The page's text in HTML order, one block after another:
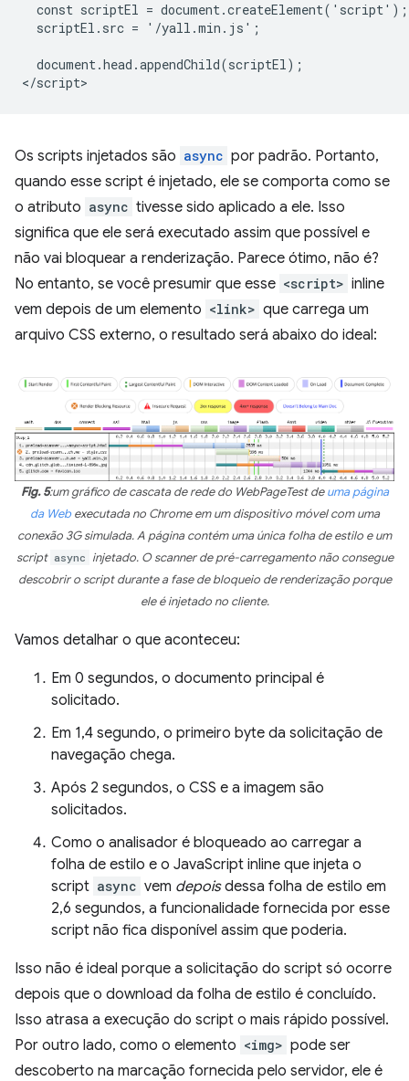
  const scriptEl = document.createElement('script');
  scriptEl.src = '/yall.min.js';
  document.head.appendChild(scriptEl);
Os scripts injetados são async por padrão. Portanto,
quando esse script é injetado, ele se comporta como se
o atributo async tivesse sido aplicado a ele. Isso
significa que ele será executado assim que possível e
não vai bloquear a renderização. Parece ótimo, não é?
No entanto, se você presumir que esse <script> inline
vem depois de um elemento <link> que carrega um
arquivo CSS externo, o resultado será abaixo do ideal:
Fig. 5:um gráfico de cascata de rede do WebPageTest deuma página
da Webexecutada no Chrome em um dispositivo móvel com uma
conexão 3G simulada. A página contém uma única folha de estilo e um
script async injetado. O scanner de pré-carregamento não consegue
descobrir o script durante a fase de bloqueio de renderização porque
ele é injetado no cliente.
Vamos detalhar o que aconteceu:
Em 0 segundos, o documento principal é
solicitado.
Em 1,4 segundo, o primeiro byte da solicitação de
navegação chega.
Após 2 segundos, o CSS e a imagem são
solicitados.
Como o analisador é bloqueado ao carregar a
folha de estilo e o JavaScript inline que injeta o
script async vem depoisdessa folha de estilo em
2,6 segundos, a funcionalidade fornecida por esse
script não fica disponível assim que poderia.
Isso não é ideal porque a solicitação do script só ocorre
depois que o download da folha de estilo é concluído.
Isso atrasa a execução do script o mais rápido possível.
Por outro lado, como o elemento <img> pode ser
descoberto na marcação fornecida pelo servidor, ele é